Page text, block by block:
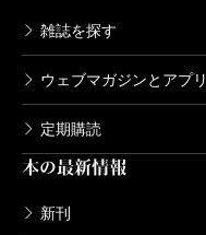
雑誌を探す
ウェブマガジンとアプリ
定期購読
本の最新情報
新刊